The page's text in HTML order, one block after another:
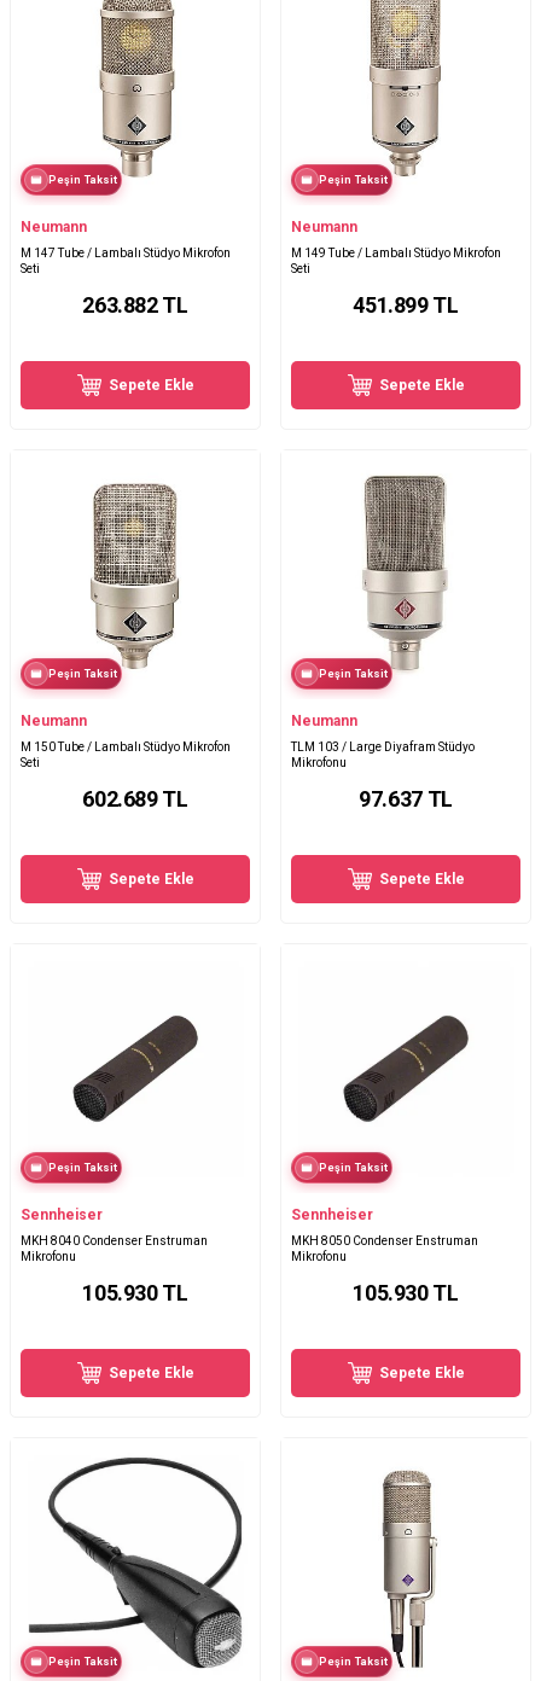
Peşin Taksit
Neumann
M 147 Tube / Lambalı Stüdyo Mikrofon
Seti
263.882TL
Sepete Ekle
Peşin Taksit
Neumann
M 149 Tube / Lambalı Stüdyo Mikrofon
Seti
451.899TL
Sepete Ekle
Peşin Taksit
Neumann
M 150 Tube / Lambalı Stüdyo Mikrofon
Seti
602.689TL
Sepete Ekle
Peşin Taksit
Neumann
TLM 103 / Large Diyafram Stüdyo
Mikrofonu
97.637TL
Sepete Ekle
Peşin Taksit
Sennheiser
MKH 8040 Condenser Enstruman
Mikrofonu
105.930TL
Sepete Ekle
Peşin Taksit
Sennheiser
MKH 8050 Condenser Enstruman
Mikrofonu
105.930TL
Sepete Ekle
Peşin Taksit Peşin Taksit